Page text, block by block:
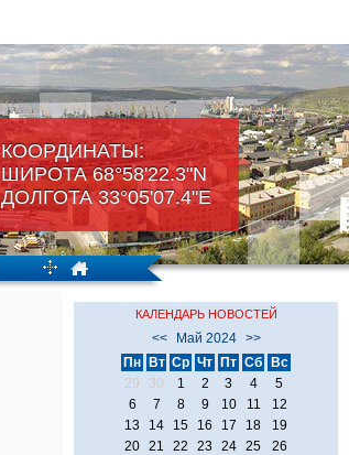
КООРДИНАТЫ:
ШИРОТА 68°58'22.3"N
ДОЛГОТА 33°05'07.4"Е
КАЛЕНДАРЬ НОВОСТЕЙ
<< Май 2024
>>
Пн
Вт Ср Чт Пт Сб
Вс
29
30 1 2 3 4
5
6
7 8 9 10 11
12
13
14 15 16 17 18
19
20 21 22 23 24 25
26